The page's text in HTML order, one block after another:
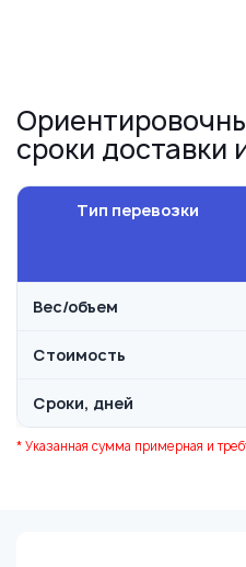
сроки доставки
Тип перевозки
Вес/объем
Стоимость
Сроки, дней
* Указанная сумма примерная и